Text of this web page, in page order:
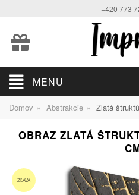
+420 773
MENU
Domov » Abstrakcie » Zlatá
OBRAZ ZLATÁ
ZĽAVA